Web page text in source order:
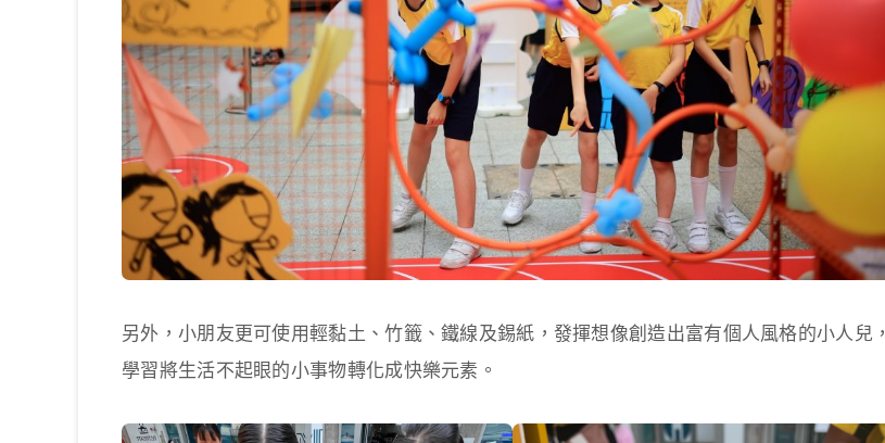
另外，小朋友更可使用輕黏土、竹籤、鐵線及錫紙，發揮想像創造出富有個人風格的小人兒，
學習將生活不起眼的小事物轉化成快樂元素。